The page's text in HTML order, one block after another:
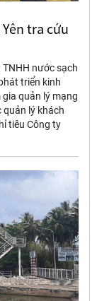
tra cứu
nước sạch
triển kinh
quản lý mạng
quản lý khách
tiêu Công ty